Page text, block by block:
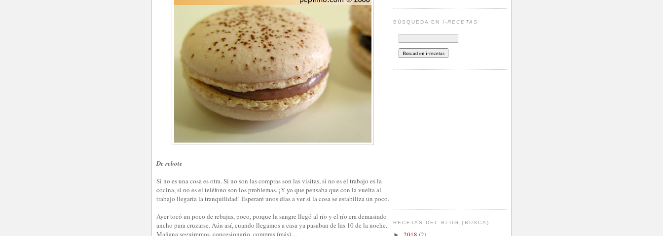
De rebote
Si no es una cosa es otra. Si no son las compras son las visitas, si no es el trabajo es la
cocina, si no es el teléfono son los problemas. ¡Y yo que pensaba que con la vuelta al
trabajo llegaría la tranquilidad! Esperaré unos días a ver si la cosa se estabiliza un poco.
Ayer tocó un poco de rebajas, poco, porque la sangre llegó al río y el río era demasiado
ancho para cruzarse. Aún así, cuando llegamos a casa ya pasaban de las 10 de la noche.
Mañana seguiremos, concesionario, compras (más)…
BÚSQUEDA ENI-RECETAS
RECETAS DEL BLOG (BUSCA)